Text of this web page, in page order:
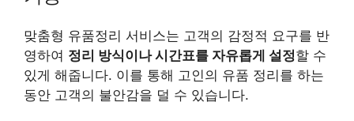
맞춤형 유품정리 서비스는 고객의 감정적 요구를 반
영하여 정리 방식이나 시간표를 자유롭게 설정할 수
있게 해줍니다. 이를 통해 고인의 유품 정리를 하는
동안 고객의 불안감을 덜 수 있습니다.